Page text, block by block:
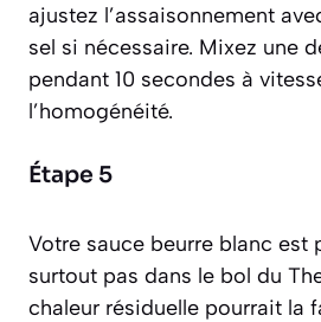
ajustez l’assaisonnement
sel si nécessaire. Mixez une
pendant 10 secondes à
l’homogénéité.
Étape 5
Votre sauce beurre blanc est
surtout pas dans le bol du
chaleur résiduelle pourrait la